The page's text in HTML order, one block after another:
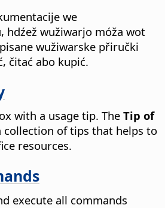
we
hdźež wužiwarjo móža wot
wužiwarske přiručki
čitać abo kupić.
with a usage tip. The Tip of
of tips that helps to
resources.
execute all commands